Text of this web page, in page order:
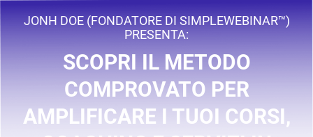
JONH DOE (FONDATORE DI SIMPLEWEBINAR™)
PRESENTA:
SCOPRI IL METODO
COMPROVATO PER
AMPLIFICARE I TUOI CORSI,